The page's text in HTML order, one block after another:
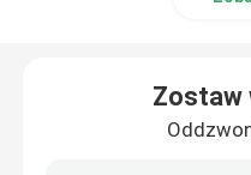
Zostaw